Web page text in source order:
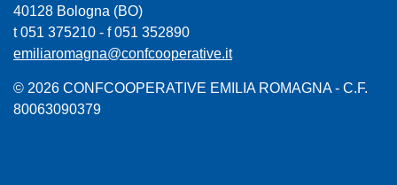
40128 Bologna (BO)
t 051 375210 - f 051 352890
emiliaromagna@confcooperative.it
© 2026 CONFCOOPERATIVE EMILIA ROMAGNA - C.F.
80063090379